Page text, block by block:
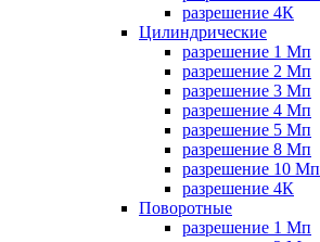
разрешение 4К
Цилиндрические
разрешение 1 Мп
разрешение 2 Мп
разрешение 3 Мп
разрешение 4 Мп
разрешение 5 Мп
разрешение 8 Мп
разрешение 10 Мп
разрешение 4К
Поворотные
разрешение 1 Мп